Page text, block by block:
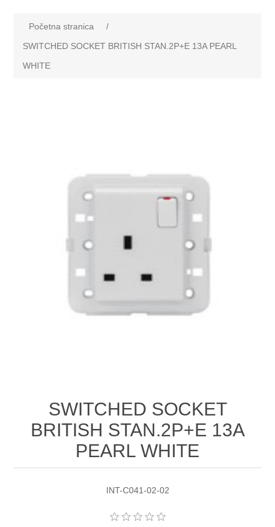
Početna stranica
/
SWITCHED SOCKET BRITISH STAN.2P+E 13A PEARL
WHITE
SWITCHED SOCKET
BRITISH STAN.2P+E 13A
PEARL WHITE
INT-C041-02-02